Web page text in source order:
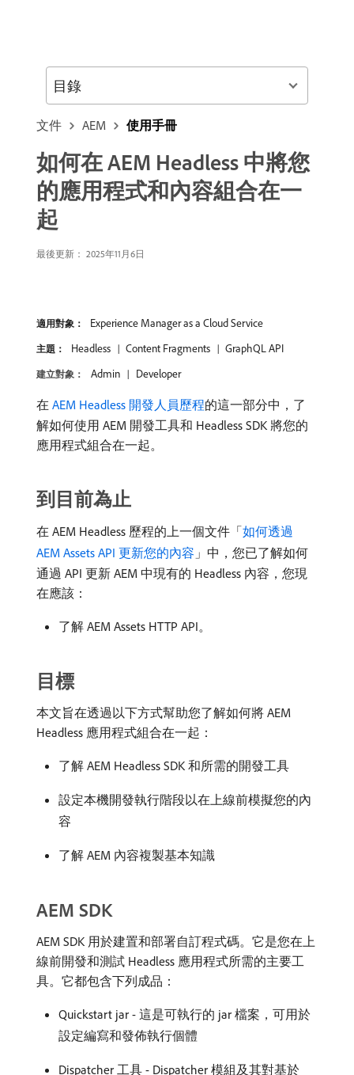
文件 AEM 使用手冊
如何在 AEM Headless 中將您
的應用程式和內容組合在一
起
最後更新： 2025年11月6日
適用對象： Experience Manager as a Cloud Service
主題： Headless Content Fragments GraphQL API
建立對象： Admin Developer
在 AEM Headless 開發人員歷程的這一部分中，了
解如何使用 AEM 開發工具和 Headless SDK 將您的
應用程式組合在一起。
到目前為止
在 AEM Headless 歷程的上一個文件「如何透過
AEM Assets API 更新您的內容 」中，您已了解如何
通過 API 更新 AEM 中現有的 Headless 內容，您現
在應該：
了解 AEM Assets HTTP API。
目標
本文旨在透過以下方式幫助您了解如何將 AEM
Headless 應用程式組合在一起：
了解 AEM Headless SDK 和所需的開發工具
設定本機開發執行階段以在上線前模擬您的內
容
了解 AEM 內容複製基本知識
AEM SDK
AEM SDK 用於建置和部署自訂程式碼。它是您在上
線前開發和測試 Headless 應用程式所需的主要工
具。它都包含下列成品：
Quickstart jar - 這是可執行的 jar 檔案，可用於
設定編寫和發佈執行個體
Dispatcher 工具 - Dispatcher 模組及其對基於
目錄